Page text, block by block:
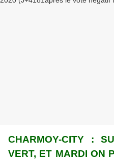
CHARMOY-CITY :
VERT, ET MARDI ON